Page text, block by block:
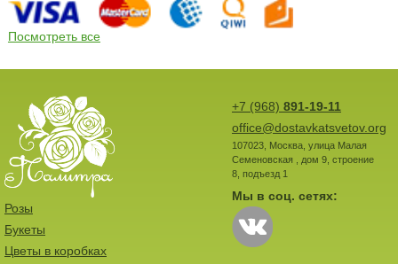
Посмотреть все
+7 (968) 891-19-11
office@dostavkatsvetov.org
107023, Москва, улица Малая
Семеновская , дом 9, строение
8, подъезд 1
Мы в соц. сетях:
Розы
Букеты
Цветы в коробках